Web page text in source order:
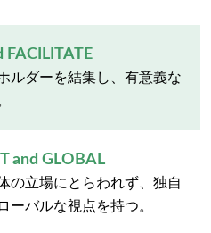
FACILITATE
ルダーを結集し、有意義な
and GLOBAL
の立場にとらわれず、独自
ーバルな視点を持つ。